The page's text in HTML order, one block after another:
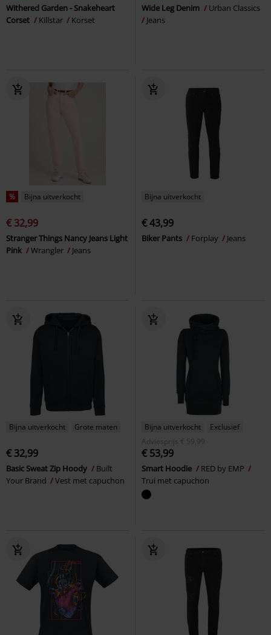
Withered Garden - Snakeheart
Corset
Killstar Korset
Wide Leg Denim
Urban Classics
Jeans
% Bijna uitverkocht
€ 32,99
Stranger Things Nancy Jeans Light
Pink
Wrangler Jeans
Bijna uitverkocht
€ 43,99
Biker Pants Forplay Jeans
Bijna uitverkocht Grote maten
€ 32,99
Basic Sweat Zip Hoody
Built
Your Brand
Vest met capuchon
Bijna uitverkocht
Exclusief
Adviesprijs
€ 59,99
€ 53,99
Smart Hoodie
RED by EMP
Trui met capuchon